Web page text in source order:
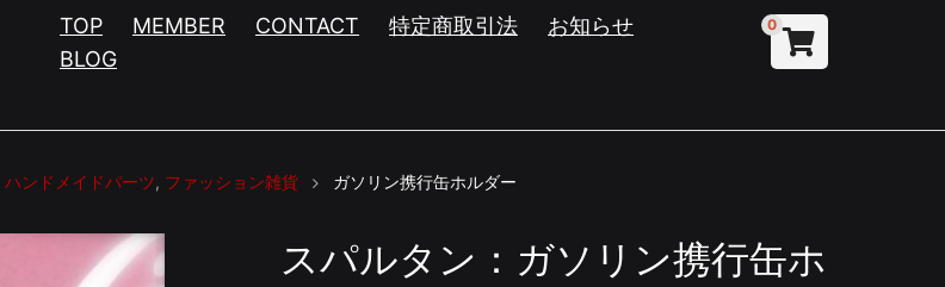
0
TOP MEMBER CONTACT 特定商取引法
お知らせ
BLOG
ハンドメイドパーツ, ファッション雑貨 ガソリン携行缶ホルダー
スパルタン：ガソリン携行缶ホ